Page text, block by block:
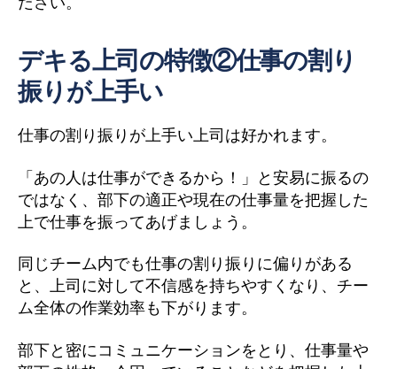
デキる上司の特徴②仕事の割り
振りが上手い
仕事の割り振りが上手い上司は好かれます。
「あの人は仕事ができるから！」と安易に振るの
ではなく、部下の適正や現在の仕事量を把握した
上で仕事を振ってあげましょう。
同じチーム内でも仕事の割り振りに偏りがある
と、上司に対して不信感を持ちやすくなり、チー
ム全体の作業効率も下がります。
部下と密にコミュニケーションをとり、仕事量や